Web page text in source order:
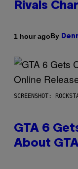
Rivals
1 hour agoBy
SCREENSHOT:
GTA 6
About